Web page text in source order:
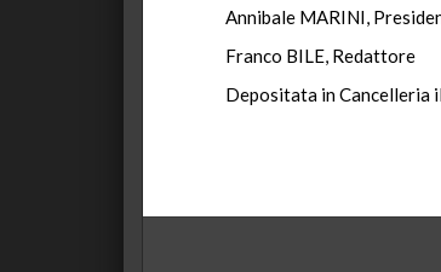
Annibale MARINI,
Franco BILE, Redattore
Depositata in Cancelleria